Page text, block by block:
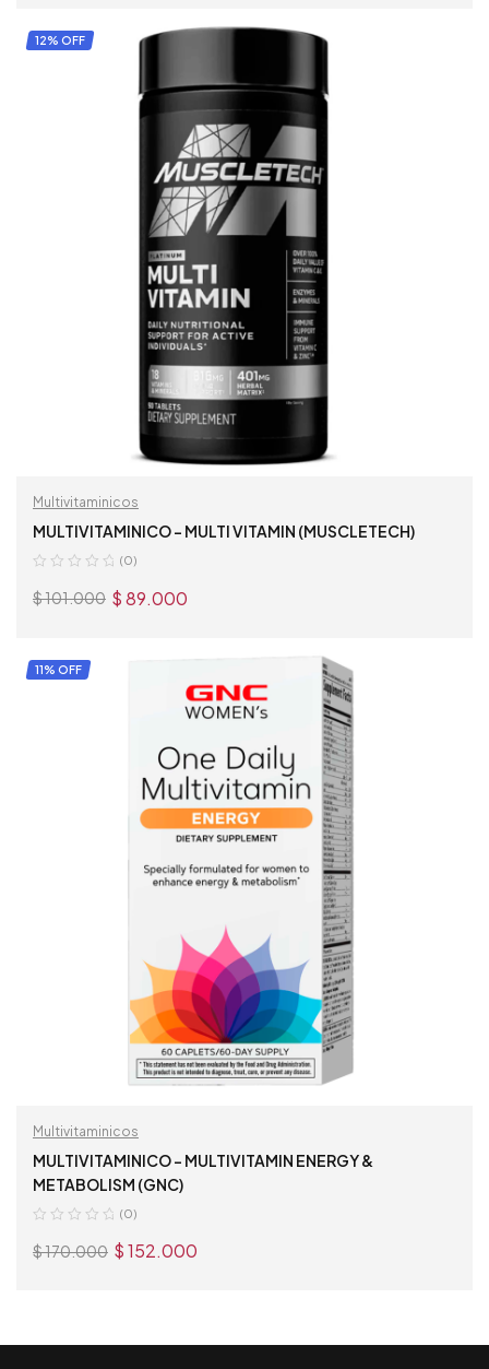
AÑADIR AL CARRITO
12% OFF
Multivitaminicos
MULTIVITAMINICO – MULTI VITAMIN (MUSCLETECH)
(0)
$101.000 $89.000
AÑADIR AL CARRITO
11% OFF
Multivitaminicos
MULTIVITAMINICO – MULTIVITAMIN ENERGY &
METABOLISM (GNC)
(0)
$170.000 $152.000